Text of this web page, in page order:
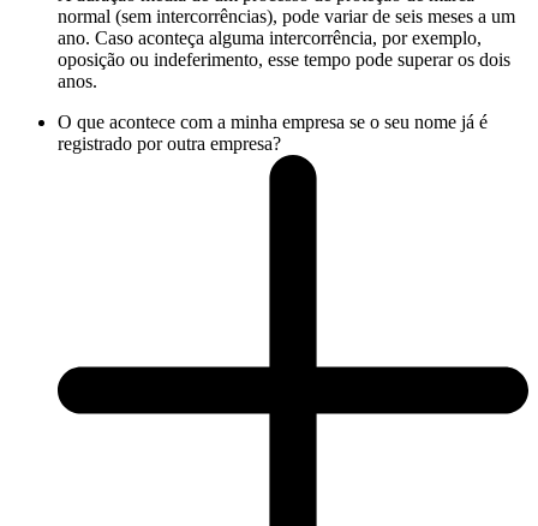
normal (sem intercorrências), pode variar de seis meses a um
ano. Caso aconteça alguma intercorrência, por exemplo,
oposição ou indeferimento, esse tempo pode superar os dois
anos.
O que acontece com a minha empresa se o seu nome já é
registrado por outra empresa?